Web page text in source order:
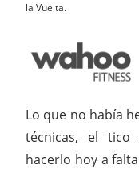
la Vuelta.
Lo que no había
técnicas, el tico
hacerlo hoy a